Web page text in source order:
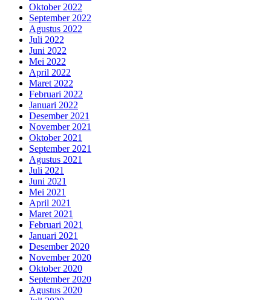
Oktober 2022
September 2022
Agustus 2022
Juli 2022
Juni 2022
Mei 2022
April 2022
Maret 2022
Februari 2022
Januari 2022
Desember 2021
November 2021
Oktober 2021
September 2021
Agustus 2021
Juli 2021
Juni 2021
Mei 2021
April 2021
Maret 2021
Februari 2021
Januari 2021
Desember 2020
November 2020
Oktober 2020
September 2020
Agustus 2020